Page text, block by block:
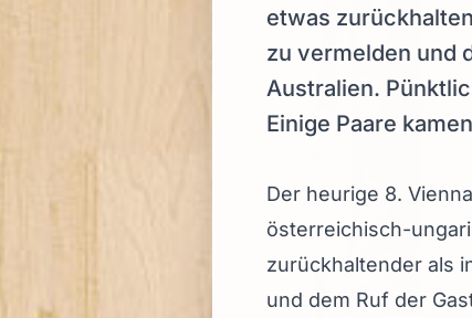
etwas
zu vermelden und
Australien.
Einige Paare
Der heurige 8.
österreichisch-
zurückhaltender als
und dem Ruf der